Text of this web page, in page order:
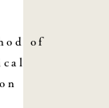
of